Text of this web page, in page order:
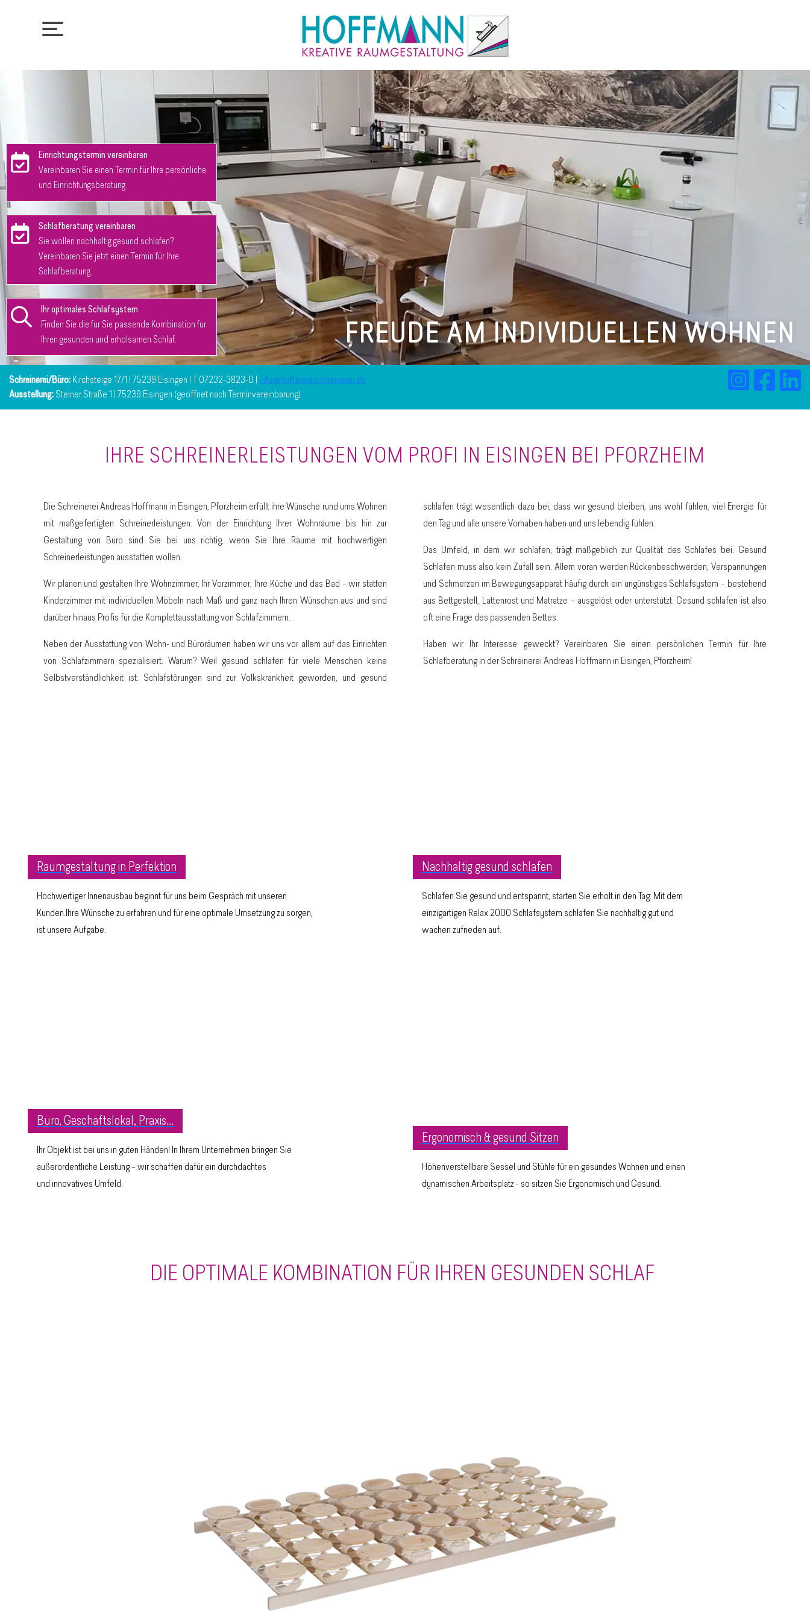
Einrichtungstermin vereinbaren
Vereinbaren Sie einen Termin für Ihre persönliche
und Einrichtungsberatung.
Schlafberatung vereinbaren
Sie wollen nachhaltig gesund schlafen?
Vereinbaren Sie jetzt einen Termin für Ihre
Schlafberatung.
Ihr optimales Schlafsystem
Finden Sie die für Sie passende Kombination für
Ihren gesunden und erholsamen Schlaf.
FREUDE AMINDIVIDUELLEN WOHNEN
Schreinerei/Büro: Kirchsteige 17/1 | 75239 Eisingen | T 07232-3823-0 | info@hoffmannschreinerei.de
Ausstellung: Steiner Straße 1 | 75239 Eisingen (geöffnet nach Terminvereinbarung)
IHRE SCHREINERLEISTUNGEN VOM PROFI IN EISINGEN BEI PFORZHEIM
Die Schreinerei Andreas Hoffmann in Eisingen, Pforzheim erfüllt ihre Wünsche rund ums Wohnen
mit maßgefertigten Schreinerleistungen. Von der Einrichtung Ihrer Wohnräume bis hin zur
Gestaltung von Büro sind Sie bei uns richtig, wenn Sie Ihre Räume mit hochwertigen
Schreinerleistungen ausstatten wollen.
Wir planen und gestalten Ihre Wohnzimmer, Ihr Vorzimmer, Ihre Küche und das Bad – wir statten
Kinderzimmer mit individuellen Möbeln nach Maß und ganz nach Ihren Wünschen aus und sind
darüber hinaus Profis für die Komplettausstattung von Schlafzimmern.
Neben der Ausstattung von Wohn- und Büroräumen haben wir uns vor allem auf das Einrichten
von Schlafzimmern spezialisiert. Warum? Weil gesund schlafen für viele Menschen keine
Selbstverständlichkeit ist. Schlafstörungen sind zur Volkskrankheit geworden, und gesund
schlafen trägt wesentlich dazu bei, dass wir gesund bleiben, uns wohl fühlen, viel Energie für
den Tag und alle unsere Vorhaben haben und uns lebendig fühlen.
Das Umfeld, in dem wir schlafen, trägt maßgeblich zur Qualität des Schlafes bei. Gesund
Schlafen muss also kein Zufall sein. Allem voran werden Rückenbeschwerden, Verspannungen
und Schmerzen im Bewegungsapparat häufig durch ein ungünstiges Schlafsystem – bestehend
aus Bettgestell, Lattenrost und Matratze – ausgelöst oder unterstützt. Gesund schlafen ist also
oft eine Frage des passenden Bettes.
Haben wir Ihr Interesse geweckt? Vereinbaren Sie einen persönlichen Termin für Ihre
Schlafberatung in der Schreinerei Andreas Hoffmann in Eisingen, Pforzheim!
Raumgestaltung in Perfektion
Hochwertiger Innenausbau beginnt für uns beim Gespräch mit unseren
Kunden.Ihre Wünsche zu erfahren und für eine optimale Umsetzung zu sorgen,
ist unsere Aufgabe.
Nachhaltig gesund schlafen
Schlafen Sie gesund und entspannt, starten Sie erholt in den Tag: Mit dem
einzigartigen Relax 2000 Schlafsystem schlafen Sie nachhaltig gut und
wachen zufrieden auf.
Büro, Geschäftslokal, Praxis...
Ihr Objekt ist bei uns in guten Händen! In Ihrem Unternehmen bringen Sie
außerordentliche Leistung – wir schaffen dafür ein durchdachtes
und innovatives Umfeld.
Ergonomisch & gesund Sitzen
Höhenverstellbare Sessel und Stühle für ein gesundes Wohnen und einen
dynamischen Arbeitsplatz - so sitzen Sie Ergonomisch und Gesund.
DIE OPTIMALE KOMBINATION FÜR IHREN GESUNDEN SCHLAF